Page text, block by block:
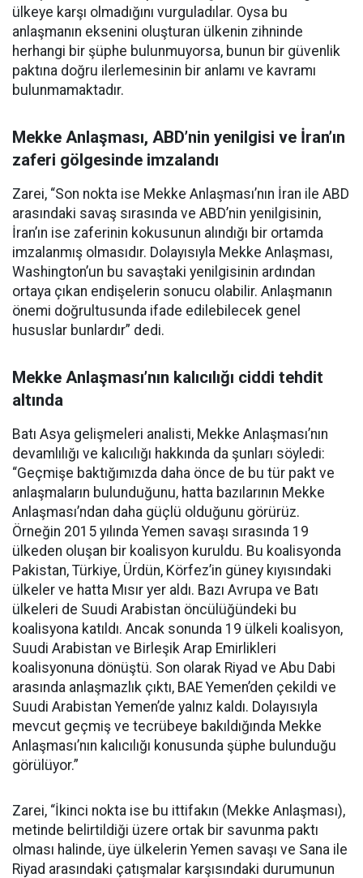
ülkeye karşı olmadığını vurguladılar. Oysa bu
anlaşmanın eksenini oluşturan ülkenin zihninde
herhangi bir şüphe bulunmuyorsa, bunun bir güvenlik
paktına doğru ilerlemesinin bir anlamı ve kavramı
bulunmamaktadır.
Mekke Anlaşması, ABD’nin yenilgisi ve İran’ın
zaferi gölgesinde imzalandı
Zarei, “Son nokta ise Mekke Anlaşması’nın İran ile ABD
arasındaki savaş sırasında ve ABD’nin yenilgisinin,
İran’ın ise zaferinin kokusunun alındığı bir ortamda
imzalanmış olmasıdır. Dolayısıyla Mekke Anlaşması,
Washington’un bu savaştaki yenilgisinin ardından
ortaya çıkan endişelerin sonucu olabilir. Anlaşmanın
önemi doğrultusunda ifade edilebilecek genel
hususlar bunlardır” dedi.
Mekke Anlaşması’nın kalıcılığı ciddi tehdit
altında
Batı Asya gelişmeleri analisti, Mekke Anlaşması’nın
devamlılığı ve kalıcılığı hakkında da şunları söyledi:
“Geçmişe baktığımızda daha önce de bu tür pakt ve
anlaşmaların bulunduğunu, hatta bazılarının Mekke
Anlaşması’ndan daha güçlü olduğunu görürüz.
Örneğin 2015 yılında Yemen savaşı sırasında 19
ülkeden oluşan bir koalisyon kuruldu. Bu koalisyonda
Pakistan, Türkiye, Ürdün, Körfez’in güney kıyısındaki
ülkeler ve hatta Mısır yer aldı. Bazı Avrupa ve Batı
ülkeleri de Suudi Arabistan öncülüğündeki bu
koalisyona katıldı. Ancak sonunda 19 ülkeli koalisyon,
Suudi Arabistan ve Birleşik Arap Emirlikleri
koalisyonuna dönüştü. Son olarak Riyad ve Abu Dabi
arasında anlaşmazlık çıktı, BAE Yemen’den çekildi ve
Suudi Arabistan Yemen’de yalnız kaldı. Dolayısıyla
mevcut geçmiş ve tecrübeye bakıldığında Mekke
Anlaşması’nın kalıcılığı konusunda şüphe bulunduğu
görülüyor.”
Zarei, “İkinci nokta ise bu ittifakın (Mekke Anlaşması),
metinde belirtildiği üzere ortak bir savunma paktı
olması halinde, üye ülkelerin Yemen savaşı ve Sana ile
Riyad arasındaki çatışmalar karşısındaki durumunun